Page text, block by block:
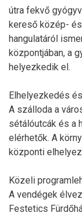
útra fekvő
kereső közép-
hangulatáról
központjában, a
helyezkedik el.
Elhelyezkedés
A szálloda a
sétálóutcák és a
elérhetők. A
központi
Közeli
A vendégek
Festetics